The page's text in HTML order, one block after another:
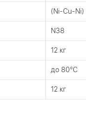
(Ni-Cu-Ni)
N38
12 кг
до 80°C
12 кг